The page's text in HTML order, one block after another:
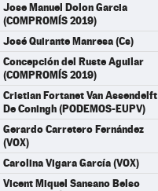
Jose Manuel Dolon Garcia
(COMPROMÍS 2019)
José Quirante Manresa (Cs)
Concepción del Ruste Aguilar
(COMPROMÍS 2019)
Cristian Fortanet Van Assendelft
De Coningh (PODEMOS-EUPV)
Gerardo Carretero Fernández
(VOX)
Carolina Vigara García (VOX)
Vicent Miquel Sansano Belso